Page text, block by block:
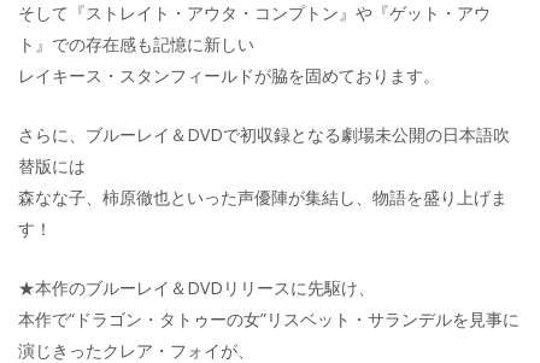
そして『ストレイト・アウタ・コンプトン』や『ゲット・アウ
ト』での存在感も記憶に新しい
レイキース・スタンフィールドが脇を固めております。
さらに、ブルーレイ＆DVDで初収録となる劇場未公開の日本語吹
替版には
森なな子、柿原徹也といった声優陣が集結し、物語を盛り上げま
す！
★本作のブルーレイ＆DVDリリースに先駆け、
本作で“ドラゴン・タトゥーの女”リスベット・サランデルを見事に
演じきったクレア・フォイが、